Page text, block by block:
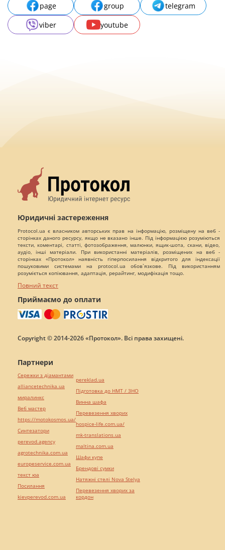
page group
telegram
viber
youtube
Юридичні застереження
Protocol.ua є власником авторських прав на інформацію, розміщену на веб -
сторінках даного ресурсу, якщо не вказано інше. Під інформацією розуміються
тексти, коментарі, статті, фотозображення, малюнки, ящик-шота, скани, відео,
аудіо, інші матеріали. При використанні матеріалів, розміщених на веб -
сторінках «Протокол» наявність гіперпосилання відкритого для індексації
пошуковими системами на protocol.ua обов`язкове. Під використанням
розуміється копіювання, адаптація, рерайтинг, модифікація тощо.
Повний текст
Приймаємо до оплати
Copyright © 2014-2026 «Протокол». Всі права захищені.
Партнери
Сережки з діамантами
alliancetechnika.ua
миралинкс
Веб мастер
https://motokosmos.ua/
Синтезатори
perevod.agency
agrotechnika.com.ua
europeservice.com.ua
текст юа
Посилання
kievperevod.com.ua
pereklad.ua
Підготовка до НМТ / ЗНО
Винна шафа
Перевезення хворих
hospice-life.com.ua/
mk-translations.ua
maltina.com.ua
Шафи купе
Брендові сумки
Натяжні стелі Nova Stelya
Перевезення хворих за
кордон